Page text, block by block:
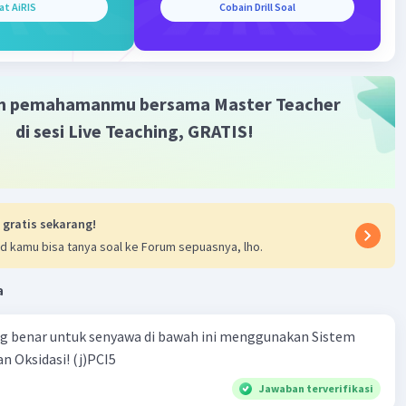
= (s) (2s)²
= 4 x 10⁻6
) : 4)
Ca(OH)₂ dalam air adalah 10⁻² M.
·5.0(1) Balas
AiRIS Cobain Drill Soal
pemahamanmu bersama Master Teacher
di sesi Live Teaching, GRATIS!
gratis sekarang!
kamu bisa tanya soal ke Forum sepuasnya, lho.
benar untuk senyawa di bawah ini menggunakan Sistem
Oksidasi! (j)PCI5
Jawaban terverifikasi